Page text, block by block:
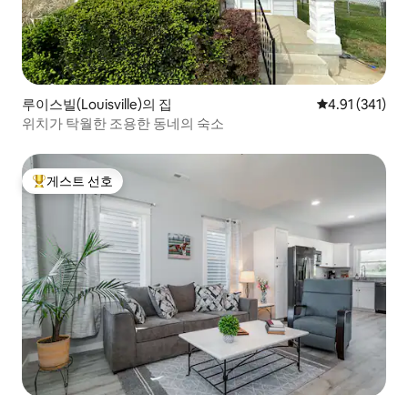
루이스빌(Louisville)의 집 평점 4.91점(5
4.91 (341)
위치가 탁월한 조용한 동네의 숙소
상위 게스트 선호
게스트 선호